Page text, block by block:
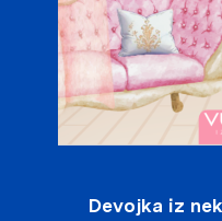
Devojka iz